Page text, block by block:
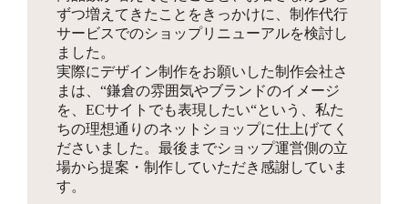
HTMLサイトマップ作成
3,300円
ショップの全体像となりSEO対策にも有効なサイトマッ
プを、フリーページを使って作成します。
受注・入金・発送メール
テンプレ作成
同梱物
お見積り
商品を発送する際に同梱する制作物をデザインします。
ずつ増えてきたことをきっかけに、制作代行
サービスでのショップリニューアルを検討し
ました。
実際にデザイン制作をお願いした制作会社さ
まは、“鎌倉の雰囲気やブランドのイメージ
を、ECサイトでも表現したい“という、私た
ちの理想通りのネットショップに仕上げてく
ださいました。最後までショップ運営側の立
場から提案・制作していただき感謝していま
す。